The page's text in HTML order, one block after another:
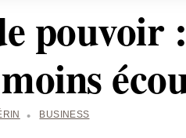
pouvoir
BUSINESS